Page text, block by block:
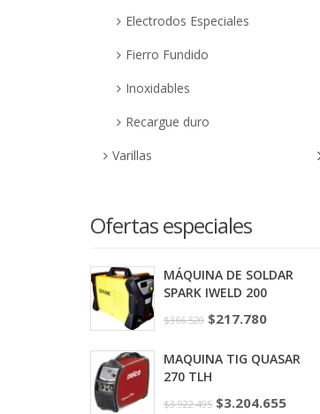
Electrodos Especiales
Fierro Fundido
Inoxidables
Recargue duro
Varillas
Ofertas especiales
MÁQUINA DE SOLDAR
SPARK IWELD 200
$366.520 $217.780
MAQUINA TIG QUASAR
270 TLH
$3.922.495 $3.204.655